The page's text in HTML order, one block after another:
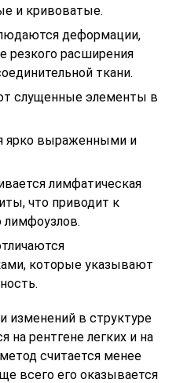
и кривоватые.
деформации,
резкого расширения
ткани.
слущенные элементы в
ярко выраженными и
лимфатическая
что приводит к
лимфоузлов.
которые указывают
изменений в структуре
на рентгене легких и на
считается менее
всего его оказывается